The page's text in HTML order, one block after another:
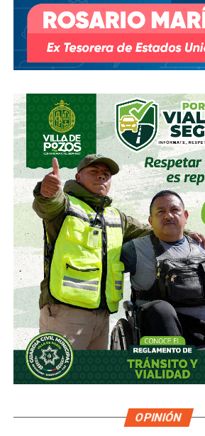
OPINIÓN